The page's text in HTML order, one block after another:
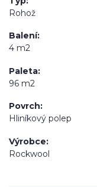
Rohož
Balení
4 m2
Paleta
96 m2
Povrch
Hliníkový polep
Výrobce
Rockwool